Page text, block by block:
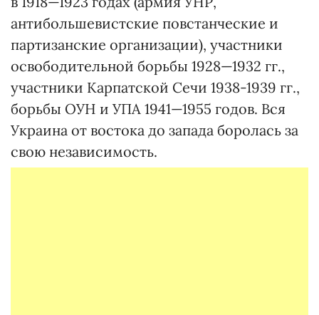
антибольшевистские повстанческие и
партизанские организации), участники
освободительной борьбы 1928—1932 гг.,
участники Карпатской Сечи 1938-1939 гг.,
борьбы ОУН и УПА 1941—1955 годов. Вся
Украина от востока до запада боролась за
свою независимость.